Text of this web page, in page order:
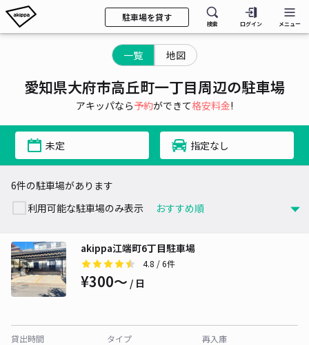
駐車場を貸す
検索 ログイン メニュー
一覧 地図
愛知県大府市高丘町一丁目周辺の駐車場
アキッパなら予約ができて格安料金!
未定 指定なし
6件の駐車場があります
利用可能な駐車場のみ表示
akippa江端町6丁目駐車場
4.8 / 6件
¥300〜 / 日
貸出時間
タイプ
再入庫